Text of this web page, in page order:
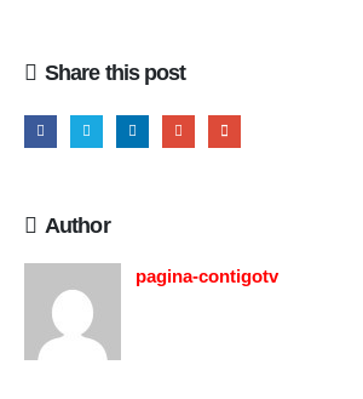
Share this post
Author
pagina-contigotv